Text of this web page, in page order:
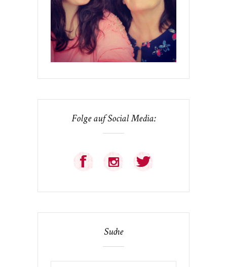
Folge auf Social Media:
Suche